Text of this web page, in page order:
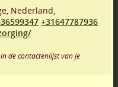
, Nederland,
+31647787936
de contactenlijst van je